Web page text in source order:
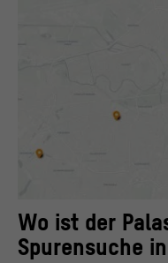
Wo ist der
Spurensuche